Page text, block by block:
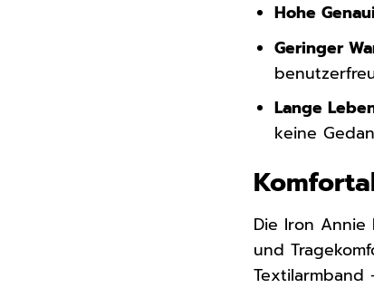
Hohe
Geringer
Lange
keine
Die Iron
und
Textilarmband